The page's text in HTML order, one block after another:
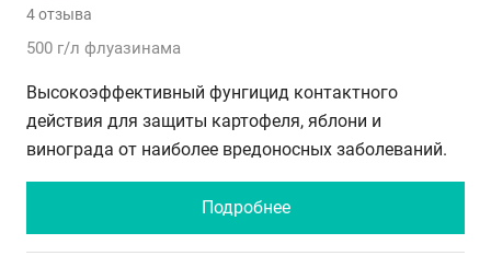
4 отзыва
500 г/л флуазинама
Высокоэффективный фунгицид контактного
действия для защиты картофеля, яблони и
винограда от наиболее вредоносных заболеваний.
Подробнее